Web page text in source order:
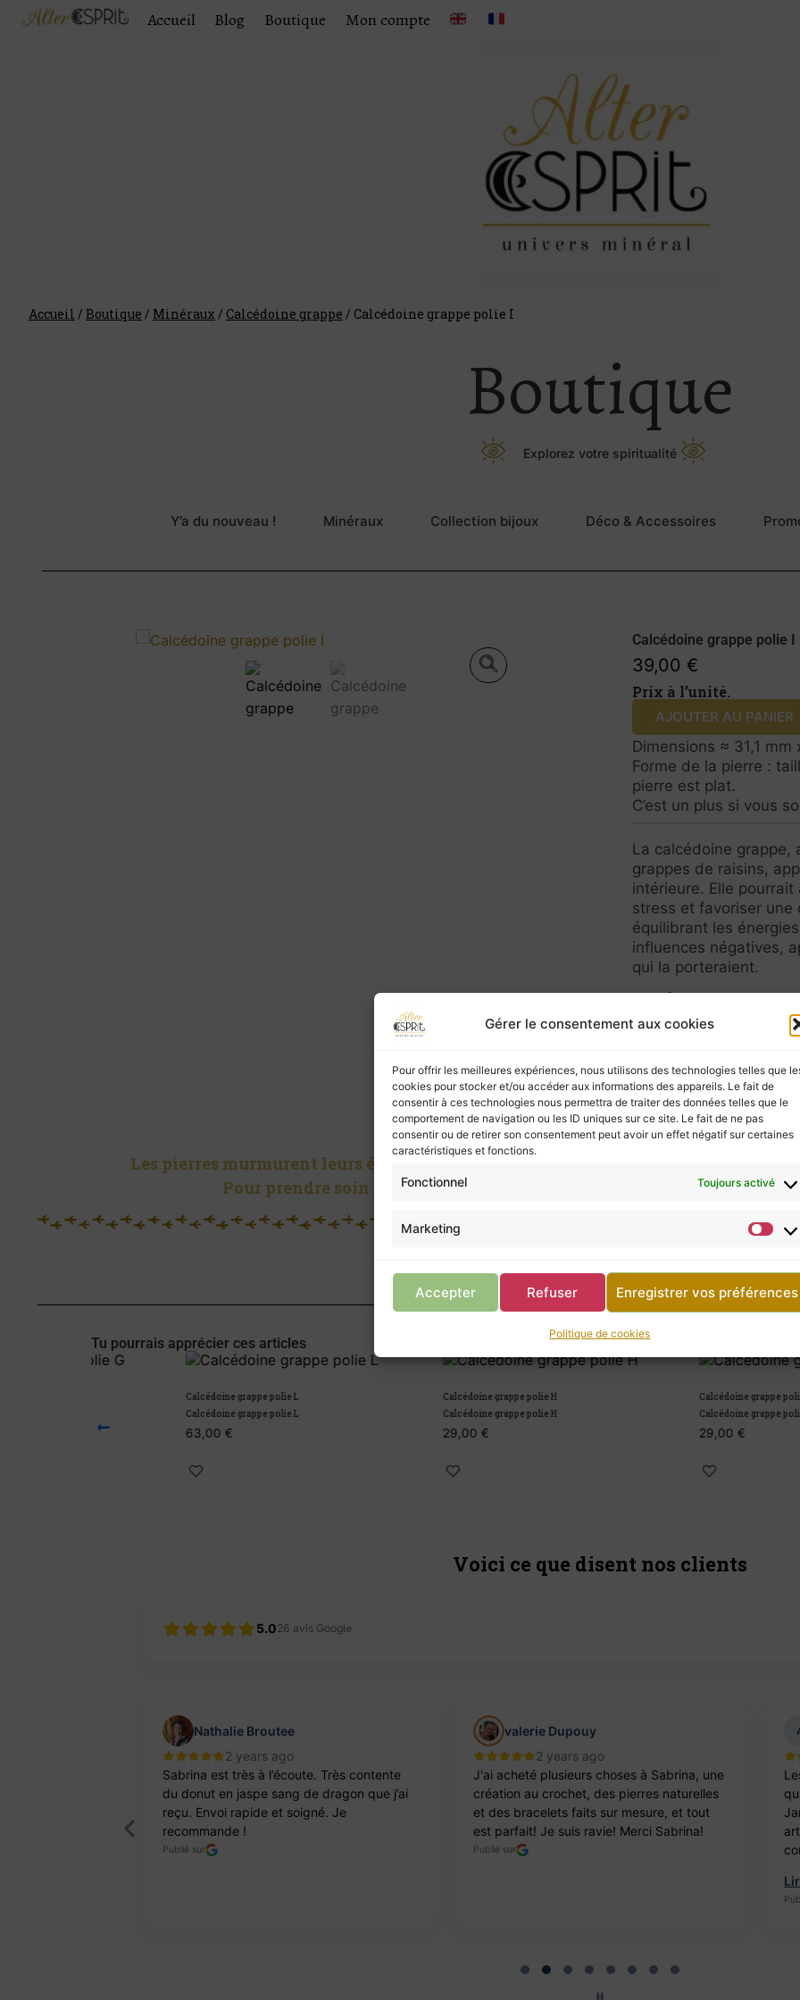
Gérer le consentement aux cookies
Pour offrir les meilleures expériences, nous utilisons des technologies telles que
cookies pour stocker et/ou accéder aux informations des appareils. Le fait de
consentir à ces technologies nous permettra de traiter des données telles que le
comportement de navigation ou les ID uniques sur ce site. Le fait de ne pas
consentir ou de retirer son consentement peut avoir un effet négatif sur certaines
caractéristiques et fonctions.
Fonctionnel Toujours activé
Marketing
Accepter Refuser Enregistrer vos préférences
Politique de cookies
Accueil Blog Boutique Mon compte
Accueil / Boutique / Minéraux / Calcédoine grappe / Calcédoine grappe polie I
Boutique
Explorez votre spiritualité
Y’a du nouveau ! Minéraux Collection bijoux Déco & Accessoires
Calcédoine grappe polie I
39,00 €
Prix à l’unité.
AJOUTER AU PANIER
Dimensions ≈ 31,1 mm
Forme de la pierre :
pierre est plat.
C’est un plus si vous
La calcédoine grappe,
grappes de raisins,
intérieure. Elle
stress et favoriser une
équilibrant les
influences négatives,
qui la porteraient.
Calcédoine
petit atelier
J’aime
c’est une
qui aiment ce
Les pierres murmurent leurs énergies à ceux qui les écoutent, mais elles ne
Pour prendre soin de vous, ne négligez pas la consultation d’un
Tu pourrais apprécier ces articles
Calcédoine grappe polie L
Calcédoine grappe polie L
63,00
Calcédoine grappe polie H
Calcédoine grappe polie H
Calcédoine grappe polie J
Calcédoine grappe polie J
Voici ce que disent nos clients
5.026 avis Google
Nathalie Broutee
2 years ago
Sabrina est très à l’écoute. Très contente
du donut en jaspe sang de dragon que j’ai
reçu. Envoi rapide et soigné. Je
recommande !
Publié sur
valerie Dupouy
2 years ago
J'ai acheté plusieurs choses à Sabrina, une
création au crochet, des pierres naturelles
et des bracelets faits sur mesure, et tout
est parfait! Je suis ravie! Merci Sabrina!
Publié sur